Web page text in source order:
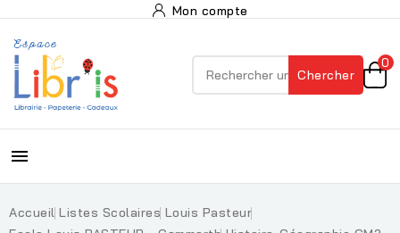
Mon compte
Chercher
0

Accueil Listes Scolaires Louis Pasteur